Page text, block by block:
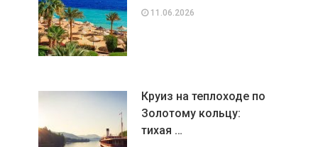
11.06.2026
Круиз на теплоходе по
Золотому кольцу:
тихая …